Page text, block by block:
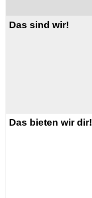
Das sind wir!
Das bieten wir dir!